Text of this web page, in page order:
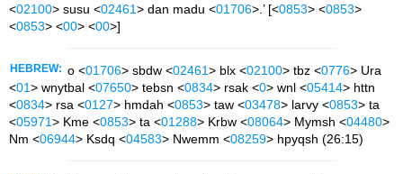
<02100> susu <02461> dan madu <01706>.’ [<0853> <0853>
<0853> <00> <00>]
HEBREW: o <01706> sbdw <02461> blx <02100> tbz <0776> Ura
<01> wnytbal <07650> tebsn <0834> rsak <0> wnl <05414> httn
<0834> rsa <0127> hmdah <0853> taw <03478> larvy <0853> ta
<05971> Kme <0853> ta <01288> Krbw <08064> Mymsh <04480>
Nm <06944> Ksdq <04583> Nwemm <08259> hpyqsh (26:15)